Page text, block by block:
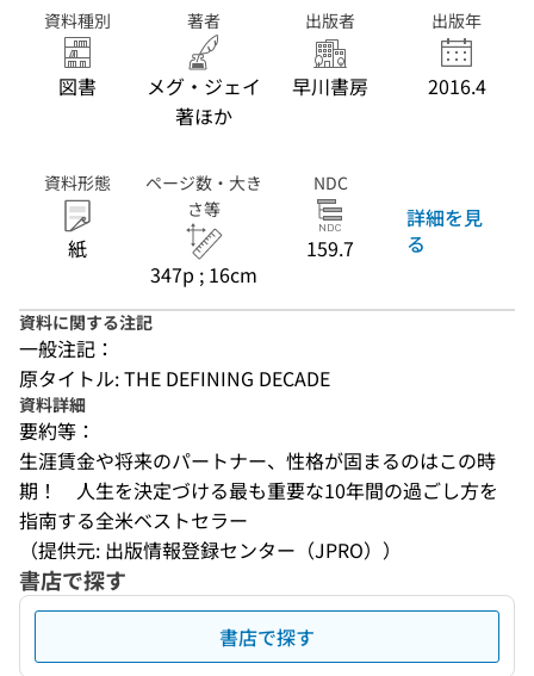
資料種別
図書
著者
メグ・ジェイ
著ほか
出版者
早川書房
出版年
2016.4
資料形態
紙
ページ数・大き
さ等
347p ; 16cm
NDC
159.7
詳細を見
る
資料に関する注記
一般注記：
原タイトル: THE DEFINING DECADE
資料詳細
要約等：
生涯賃金や将来のパートナー、性格が固まるのはこの時
期！　人生を決定づける最も重要な10年間の過ごし方を
指南する全米ベストセラー
（提供元: 出版情報登録センター（JPRO））
書店で探す
書店で探す